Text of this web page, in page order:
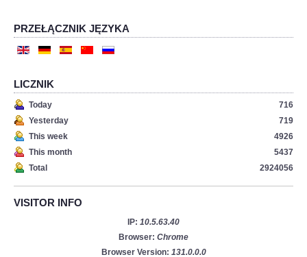
PRZEŁĄCZNIK JĘZYKA
LICZNIK
Today
716
Yesterday
719
This week
4926
This month
5437
Total
2924056
VISITOR INFO
IP: 10.5.63.40
Browser: Chrome
Browser Version: 131.0.0.0